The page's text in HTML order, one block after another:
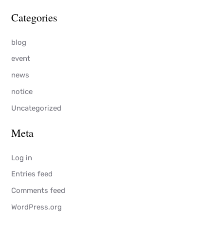
Categories
blog
event
news
notice
Uncategorized
Meta
Log in
Entries feed
Comments feed
WordPress.org